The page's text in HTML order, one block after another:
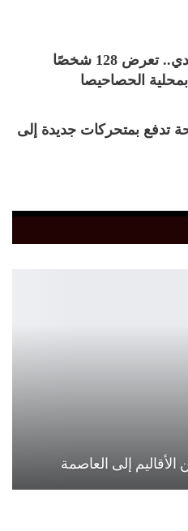
بعد تناولهم زبادي.. تعرض 128 شخصًا
الحصاحيصا
تدفع بمتحركات جديدة إلى
إلى العاصمة